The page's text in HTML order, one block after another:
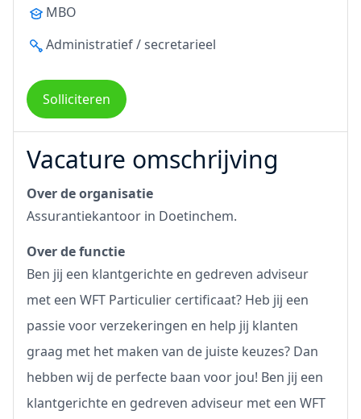
MBO
Administratief / secretarieel
Solliciteren
Vacature omschrijving
Over de organisatie
Assurantiekantoor in Doetinchem.
Over de functie
Ben jij een klantgerichte en gedreven adviseur
met een WFT Particulier certificaat? Heb jij een
passie voor verzekeringen en help jij klanten
graag met het maken van de juiste keuzes? Dan
hebben wij de perfecte baan voor jou! Ben jij een
klantgerichte en gedreven adviseur met een WFT